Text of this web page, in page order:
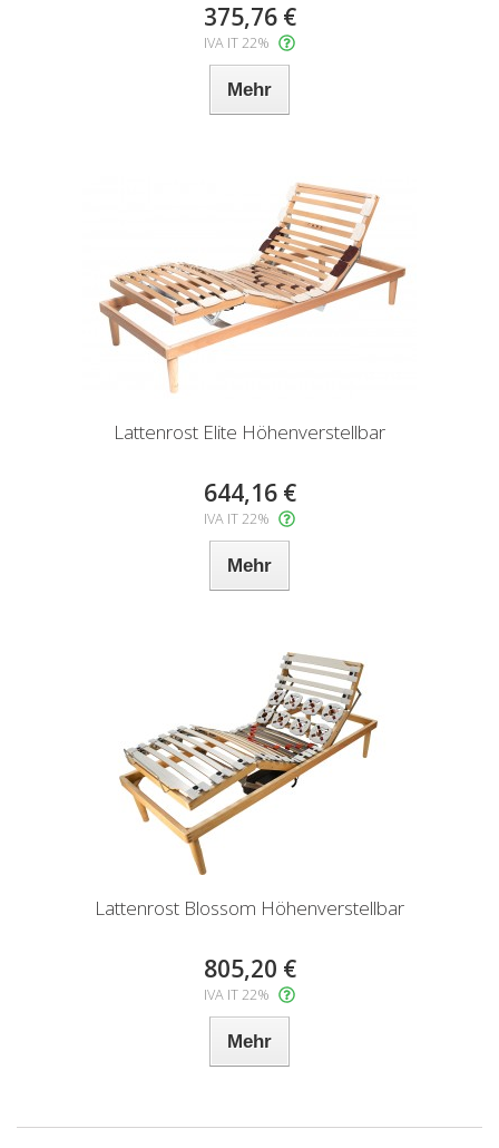
375,76 €
IVA IT 22%
Mehr
Lattenrost Elite Höhenverstellbar
644,16 €
IVA IT 22%
Mehr
Lattenrost Blossom Höhenverstellbar
805,20 €
IVA IT 22%
Mehr